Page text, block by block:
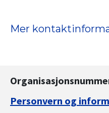
Mer
Personvern og